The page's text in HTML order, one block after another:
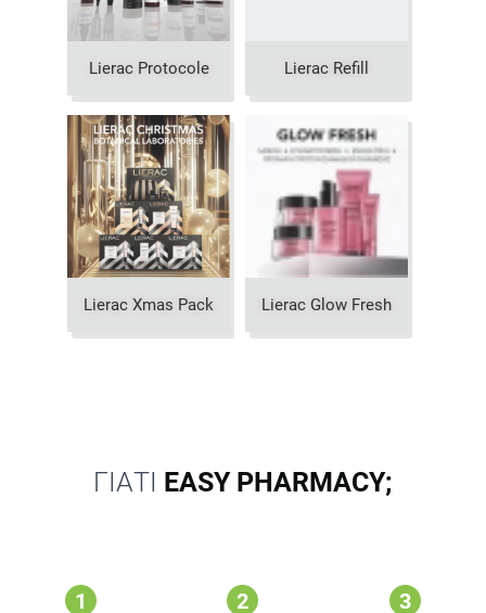
Lierac Protocole Lierac Refill
Lierac Xmas Pack Lierac Glow Fresh
ΓΙΑΤΙ EASY PHARMACY;